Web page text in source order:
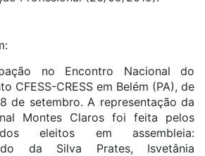
no Encontro Nacional do
CFESS-CRESS em Belém (PA), de
de setembro. A representação da
Montes Claros foi feita pelos
eleitos em assembleia:
da Silva Prates, Isvetânia